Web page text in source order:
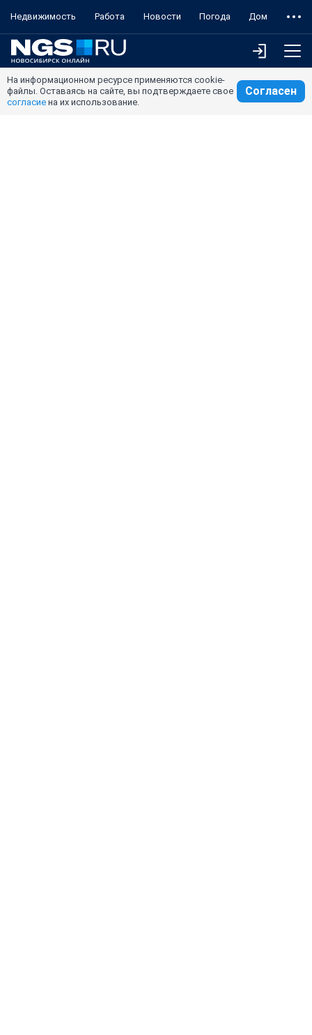
Недвижимость Работа Новости Погода Дом
На информационном ресурсе применяются cookie-
файлы. Оставаясь на сайте, вы подтверждаете свое
согласие на их использование.
Согласен